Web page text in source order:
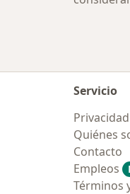
Servicio
Quiénes
Contacto
Empleos
Términos